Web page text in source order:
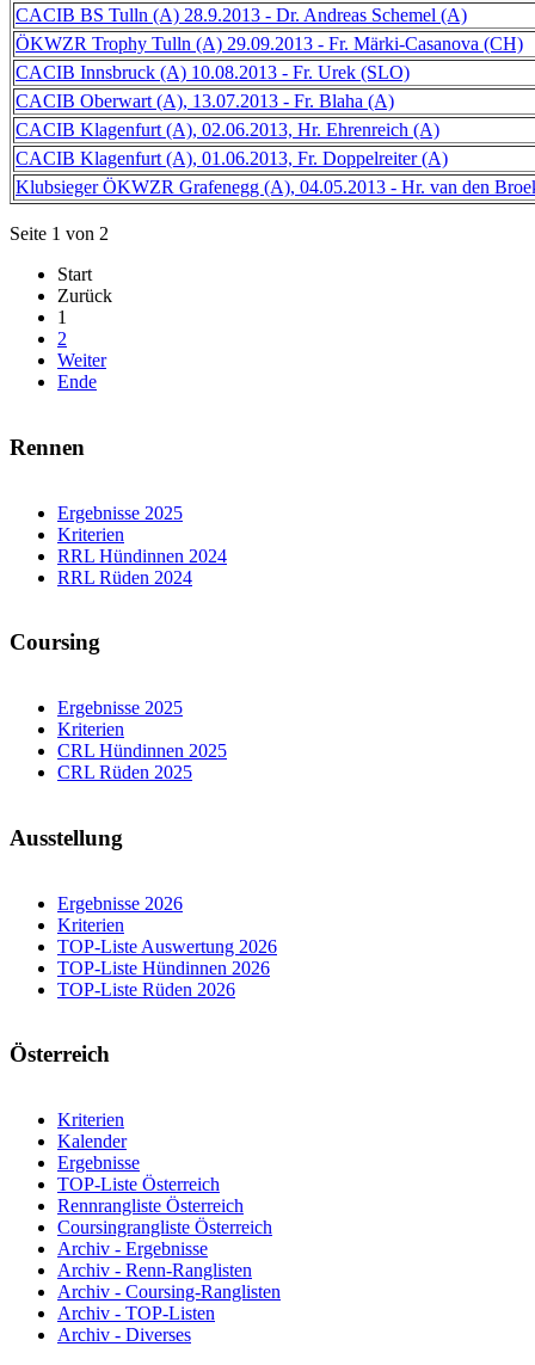
CACIB BS Tulln (A) 28.9.2013 - Dr. Andreas Schemel (A)
ÖKWZR Trophy Tulln (A) 29.09.2013 - Fr. Märki-Casanova (CH)
CACIB Innsbruck (A) 10.08.2013 - Fr. Urek (SLO)
CACIB Oberwart (A), 13.07.2013 - Fr. Blaha (A)
CACIB Klagenfurt (A), 02.06.2013, Hr. Ehrenreich (A)
CACIB Klagenfurt (A), 01.06.2013, Fr. Doppelreiter (A)
Klubsieger ÖKWZR Grafenegg (A), 04.05.2013 - Hr. van den
Seite 1 von 2
Start
Zurück
1
2
Weiter
Ende
Rennen
Ergebnisse 2025
Kriterien
RRL Hündinnen 2024
RRL Rüden 2024
Coursing
Ergebnisse 2025
Kriterien
CRL Hündinnen 2025
CRL Rüden 2025
Ausstellung
Ergebnisse 2026
Kriterien
TOP-Liste Auswertung 2026
TOP-Liste Hündinnen 2026
TOP-Liste Rüden 2026
Österreich
Kriterien
Kalender
Ergebnisse
TOP-Liste Österreich
Rennrangliste Österreich
Coursingrangliste Österreich
Archiv - Ergebnisse
Archiv - Renn-Ranglisten
Archiv - Coursing-Ranglisten
Archiv - TOP-Listen
Archiv - Diverses